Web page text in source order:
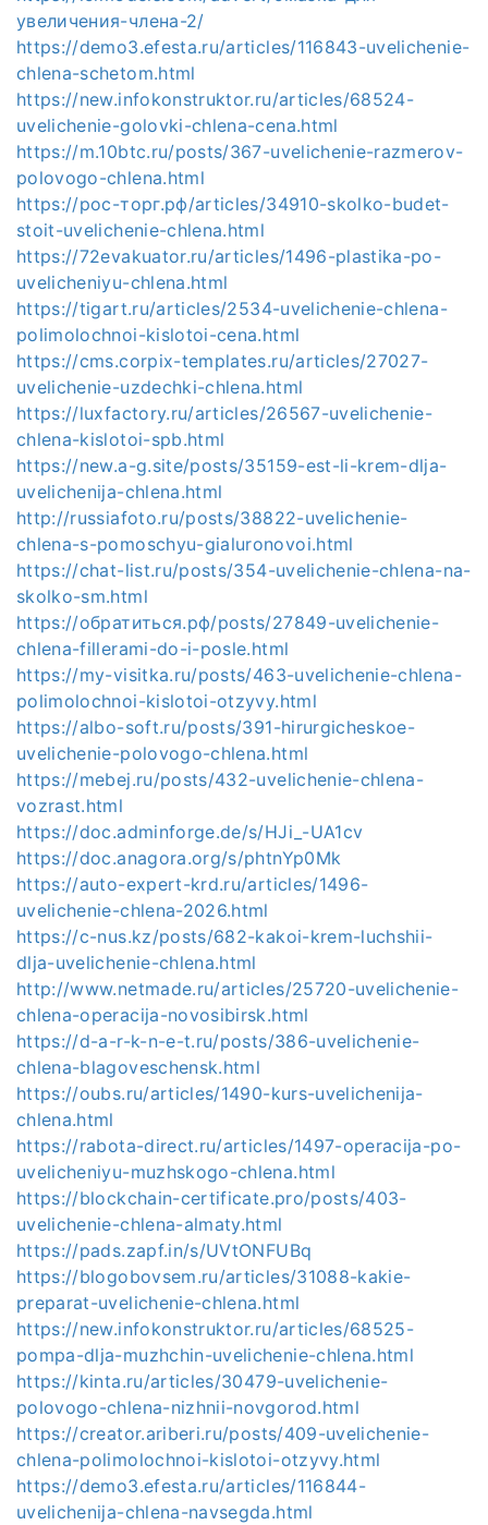
увеличения-члена-2/
https://demo3.efesta.ru/articles/116843-uvelichenie-
chlena-schetom.html
https://new.infokonstruktor.ru/articles/68524-
uvelichenie-golovki-chlena-cena.html
https://m.10btc.ru/posts/367-uvelichenie-razmerov-
polovogo-chlena.html
https://рос-торг.рф/articles/34910-skolko-budet-
stoit-uvelichenie-chlena.html
https://72evakuator.ru/articles/1496-plastika-po-
uvelicheniyu-chlena.html
https://tigart.ru/articles/2534-uvelichenie-chlena-
polimolochnoi-kislotoi-cena.html
https://cms.corpix-templates.ru/articles/27027-
uvelichenie-uzdechki-chlena.html
https://luxfactory.ru/articles/26567-uvelichenie-
chlena-kislotoi-spb.html
https://new.a-g.site/posts/35159-est-li-krem-dlja-
uvelichenija-chlena.html
http://russiafoto.ru/posts/38822-uvelichenie-
chlena-s-pomoschyu-gialuronovoi.html
https://chat-list.ru/posts/354-uvelichenie-chlena-na-
skolko-sm.html
https://обратиться.рф/posts/27849-uvelichenie-
chlena-fillerami-do-i-posle.html
https://my-visitka.ru/posts/463-uvelichenie-chlena-
polimolochnoi-kislotoi-otzyvy.html
https://albo-soft.ru/posts/391-hirurgicheskoe-
uvelichenie-polovogo-chlena.html
https://mebej.ru/posts/432-uvelichenie-chlena-
vozrast.html
https://doc.adminforge.de/s/HJi_-UA1cv
https://doc.anagora.org/s/phtnYp0Mk
https://auto-expert-krd.ru/articles/1496-
uvelichenie-chlena-2026.html
https://c-nus.kz/posts/682-kakoi-krem-luchshii-
dlja-uvelichenie-chlena.html
http://www.netmade.ru/articles/25720-uvelichenie-
chlena-operacija-novosibirsk.html
https://d-a-r-k-n-e-t.ru/posts/386-uvelichenie-
chlena-blagoveschensk.html
https://oubs.ru/articles/1490-kurs-uvelichenija-
chlena.html
https://rabota-direct.ru/articles/1497-operacija-po-
uvelicheniyu-muzhskogo-chlena.html
https://blockchain-certificate.pro/posts/403-
uvelichenie-chlena-almaty.html
https://pads.zapf.in/s/UVtONFUBq
https://blogobovsem.ru/articles/31088-kakie-
preparat-uvelichenie-chlena.html
https://new.infokonstruktor.ru/articles/68525-
pompa-dlja-muzhchin-uvelichenie-chlena.html
https://kinta.ru/articles/30479-uvelichenie-
polovogo-chlena-nizhnii-novgorod.html
https://creator.ariberi.ru/posts/409-uvelichenie-
chlena-polimolochnoi-kislotoi-otzyvy.html
https://demo3.efesta.ru/articles/116844-
uvelichenija-chlena-navsegda.html